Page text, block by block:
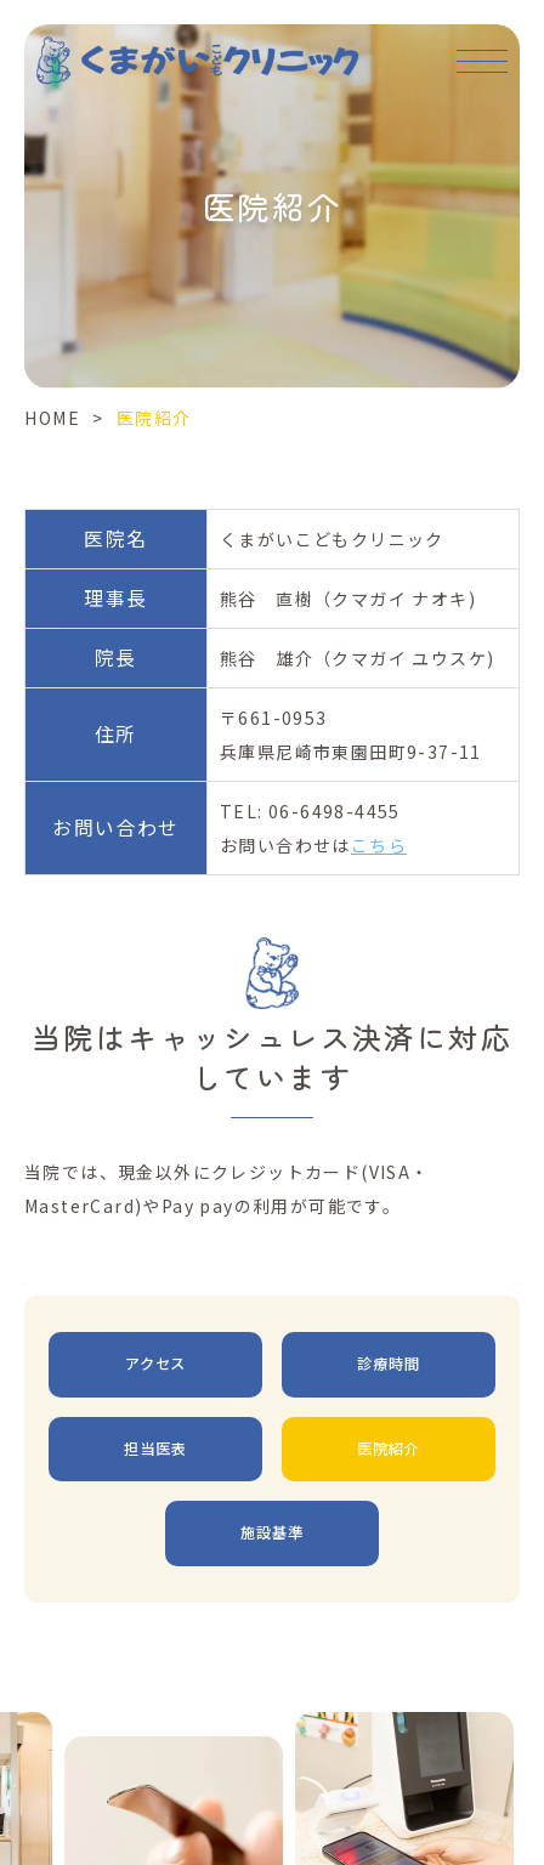
医
医院紹介
HOME > 医院紹介
医院名 くまがいこどもクリニック
理事長 熊谷 直樹（クマガイ ナオキ)
院長 熊谷 雄介（クマガイ ユウスケ)
住所
〒661-0953
兵庫県尼崎市東園田町9-37-11
お問い合わせ
TEL: 06-6498-4455
お問い合わせは こちら
当院はキャッシュレス決済に対応
しています
当院では、現金以外にクレジットカード(VISA・
MasterCard)やPay payの利用が可能です。
アクセス 診療時間
担当医表 医院紹介
施設基準
Previous Next